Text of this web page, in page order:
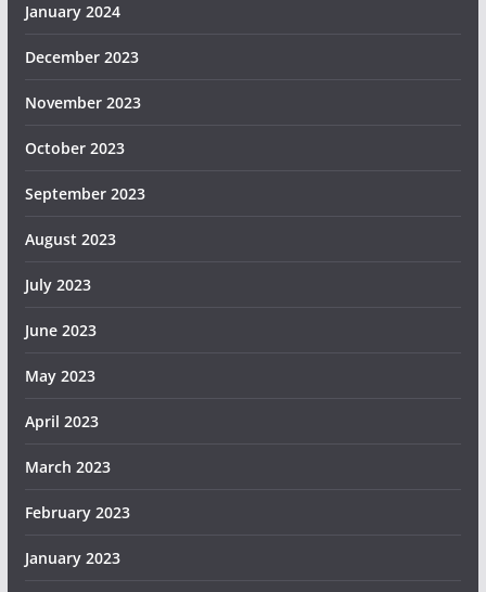
January 2024
December 2023
November 2023
October 2023
September 2023
August 2023
July 2023
June 2023
May 2023
April 2023
March 2023
February 2023
January 2023